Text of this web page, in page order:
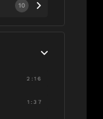
10
2:16
1:37